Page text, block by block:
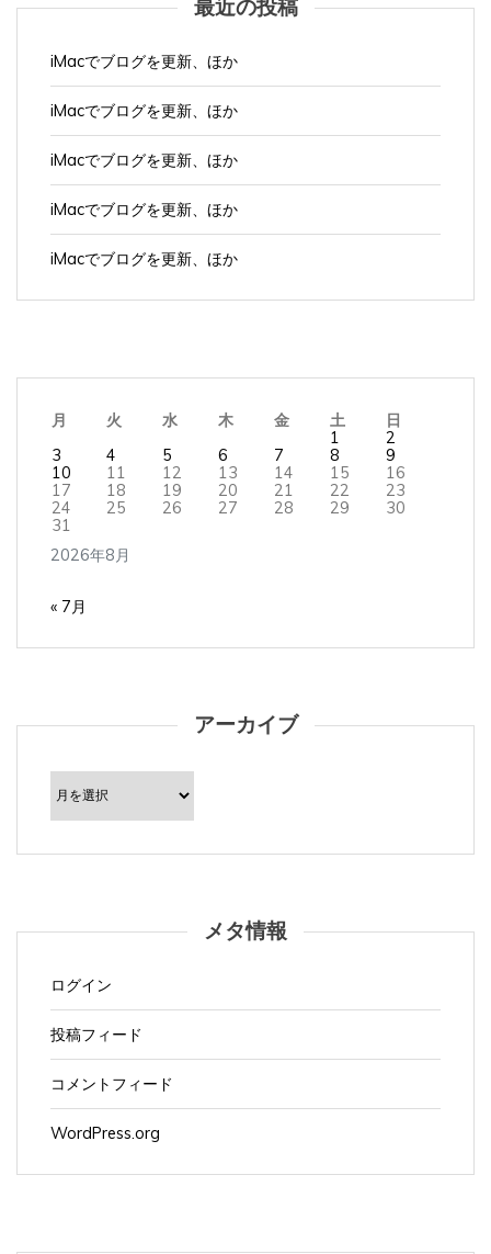
iMacでブログを更新、ほか
iMacでブログを更新、ほか
iMacでブログを更新、ほか
iMacでブログを更新、ほか
iMacでブログを更新、ほか
2026年8月
月 火 水 木 金 土
日
1
2
3
4 5 6 7 8
9
10
11 12 13 14 15
16
17
18 19 20 21 22
23
24
25 26 27 28 29
30
31
« 7月
アーカイブ
ア
カ
メタ情報
ログイン
投稿フィード
コメントフィード
WordPress.org